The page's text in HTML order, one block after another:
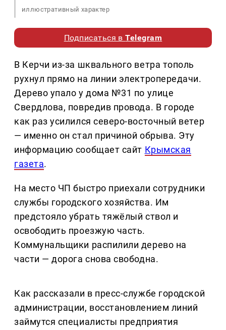
иллюстративный характер
Подписаться вTelegram
В Керчи из-за шквального ветра тополь
рухнул прямо на линии электропередачи.
Дерево упало у дома №31 по улице
Свердлова, повредив провода. В городе
как раз усилился северо-восточный ветер
— именно он стал причиной обрыва. Эту
информацию сообщает сайт Крымская
газета.
На место ЧП быстро приехали сотрудники
службы городского хозяйства. Им
предстояло убрать тяжёлый ствол и
освободить проезжую часть.
Коммунальщики распилили дерево на
части — дорога снова свободна.
Как рассказали в пресс-службе городской
администрации, восстановлением линий
займутся специалисты предприятия